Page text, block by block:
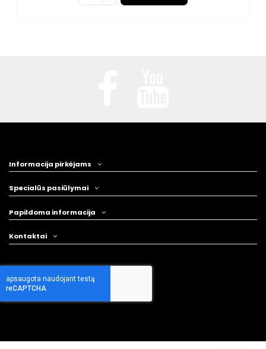
Informacija pirkėjams
Specialūs pasiūlymai
Papildoma informacija
Kontaktai